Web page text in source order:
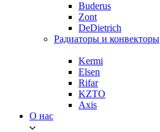
Buderus
Zont
DeDietrich
Радиаторы и конвекторы
Kermi
Elsen
Rifar
KZTO
Axis
О нас